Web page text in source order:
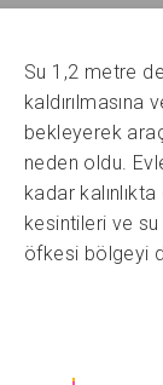
Su 1,2 metre
kaldırılmasına
bekleyerek
neden oldu.
kadar
kesintileri ve su
öfkesi bölgeyi